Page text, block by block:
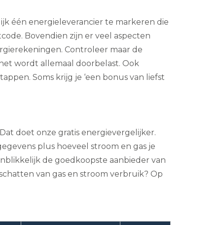
één energieleverancier te markeren die
Bovendien zijn er veel aspecten
Controleer maar de
wordt allemaal doorbelast. Ook
Soms krijg je ‘een bonus van liefst
doet onze gratis energievergelijker.
plus hoeveel stroom en gas je
de goedkoopste aanbieder van
van gas en stroom verbruik? Op